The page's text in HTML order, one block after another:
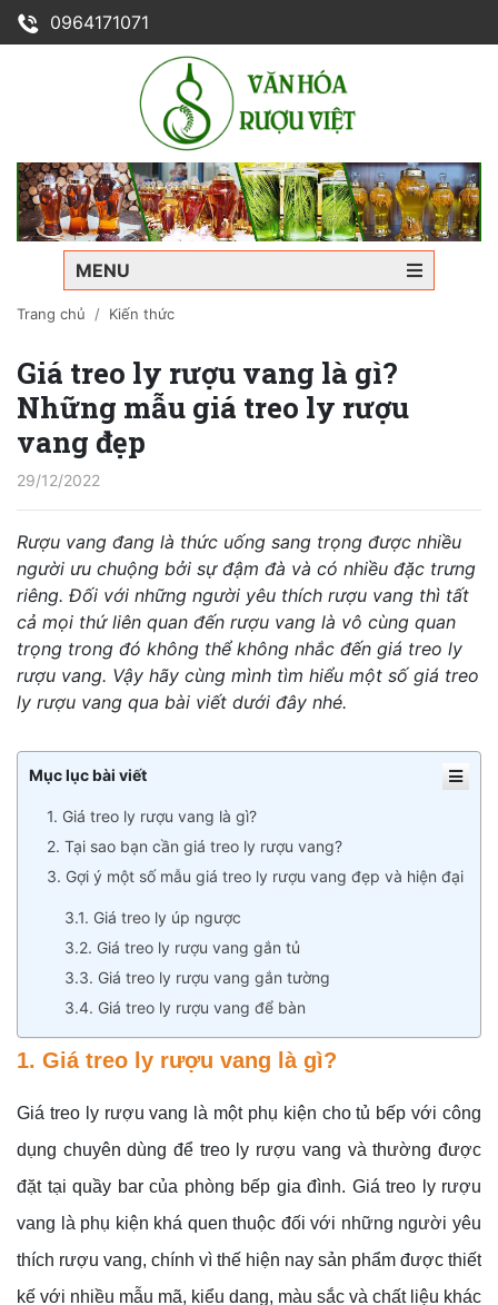
0964171071
MENU
Trang chủ Kiến thức
Giá treo ly rượu vang là gì?
Những mẫu giá treo ly rượu
vang đẹp
29/12/2022
Rượu vang đang là thức uống sang trọng được nhiều
người ưu chuộng bởi sự đậm đà và có nhiều đặc trưng
riêng. Đối với những người yêu thích rượu vang thì tất
cả mọi thứ liên quan đến rượu vang là vô cùng quan
trọng trong đó không thể không nhắc đến giá treo ly
rượu vang. Vậy hãy cùng mình tìm hiểu một số giá treo
ly rượu vang qua bài viết dưới đây nhé.
Mục lục bài viết
1. Giá treo ly rượu vang là gì?
2. Tại sao bạn cần giá treo ly rượu vang?
3. Gợi ý một số mẫu giá treo ly rượu vang đẹp và hiện đại
3.1. Giá treo ly úp ngược
3.2. Giá treo ly rượu vang gắn tủ
3.3. Giá treo ly rượu vang gắn tường
3.4. Giá treo ly rượu vang để bàn
1. Giá treo ly rượu vang là gì?
Giá treo ly rượu vang là một phụ kiện cho tủ bếp với công
dụng chuyên dùng để treo ly rượu vang và thường được
đặt tại quầy bar của phòng bếp gia đình. Giá treo ly rượu
vang là phụ kiện khá quen thuộc đối với những người yêu
thích rượu vang, chính vì thế hiện nay sản phẩm được thiết
kế với nhiều mẫu mã, kiểu dang, màu sắc và chất liệu khác